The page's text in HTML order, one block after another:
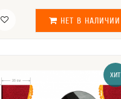
НЕТ В НАЛИЧИИ
ХИТ